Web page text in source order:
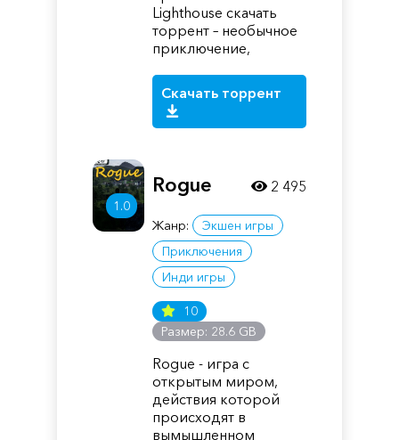
Lighthouse скачать
торрент – необычное
приключение,
Скачать торрент
1.0
Rogue
Жанр:
Экшен игры
Приключения
Инди игры
10
Размер: 28.6 GB
Rogue - игра с
открытым миром,
действия которой
происходят в
вымышленном
2 495